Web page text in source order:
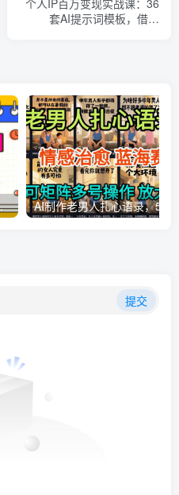
个人IP百万变现实战课：36
套AI提示词模板，借助
上手【揭秘】
提交